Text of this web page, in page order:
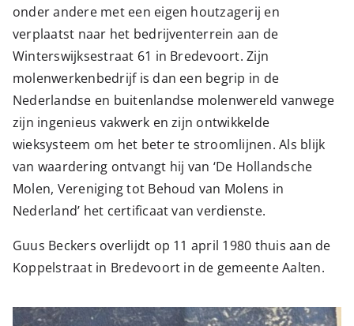
onder andere met een eigen houtzagerij en
verplaatst naar het bedrijventerrein aan de
Winterswijksestraat 61 in Bredevoort. Zijn
molenwerkenbedrijf is dan een begrip in de
Nederlandse en buitenlandse molenwereld vanwege
zijn ingenieus vakwerk en zijn ontwikkelde
wieksysteem om het beter te stroomlijnen. Als blijk
van waardering ontvangt hij van ‘De Hollandsche
Molen, Vereniging tot Behoud van Molens in
Nederland’ het certificaat van verdienste.
Guus Beckers overlijdt op 11 april 1980 thuis aan de
Koppelstraat in Bredevoort in de gemeente Aalten.